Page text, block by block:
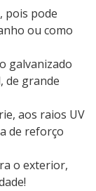
pois pode
ou como
galvanizado
de grande
aos raios UV
de reforço
o exterior,